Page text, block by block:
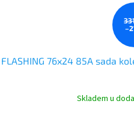
FLASHING 76x24 85A sada
Skladem u